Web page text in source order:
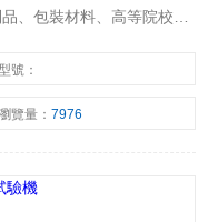
、包裝材料、高等院校、
號：
覽量：7976